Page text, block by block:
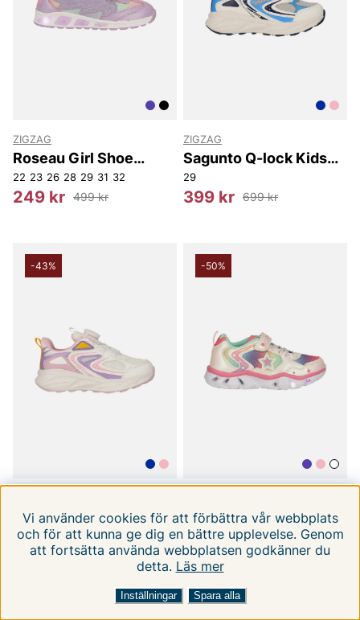
FILTRERA EFTER SORTERA EFTER:
ZIGZAG
Roseau Girl Shoe
W/Lights.
22 23 26 28 29 31 32
249 kr 499 kr
ZIGZAG
Sagunto Q-lock Kids
Shoe
29
399 kr 699 kr
-43%
Sagunto Q-lock Kids
Shoe
29 30 32 35
399 kr 699 kr
-50%
Saserta Kids Shoe
w/Lights.
24 25 26 28 29 30 31 32
299 kr 599 kr
Vi använder cookies för att förbättra vår webbplats
och för att kunna ge dig en bättre upplevelse. Genom
att fortsätta använda webbplatsen godkänner du
detta. Läs mer
Inställningar Spara alla